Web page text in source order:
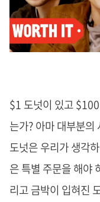
$1 도넛이 있고
는가? 아마 대부분
도넛은 우리가 생각
은 특별 주문을 해야
리고 금박이 입혀진